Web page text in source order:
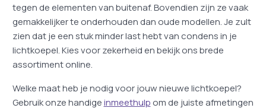
tegen de elementen van buitenaf. Bovendien zijn ze vaak
gemakkelijker te onderhouden dan oude modellen. Je zult
zien dat je een stuk minder last hebt van condens in je
lichtkoepel. Kies voor zekerheid en bekijk ons brede
assortiment online.
Welke maat heb je nodig voor jouw nieuwe lichtkoepel?
Gebruik onze handigeinmeethulp om de juiste afmetingen